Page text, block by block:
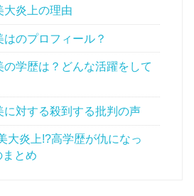
大炎上の理由
はのプロフィール？
の学歴は？どんな活躍をして
に対する殺到する批判の声
大炎上!?高学歴が仇になっ
まとめ